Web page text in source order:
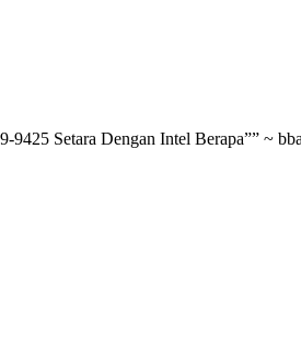
9425 Setara Dengan Intel Berapa””~